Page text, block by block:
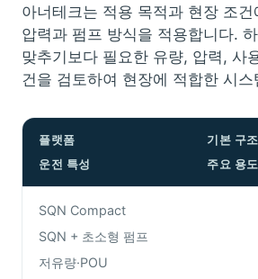
아너테크는 적용 목적과 현장 조
압력과 펌프 방식을 적용합니다.
맞추기보다 필요한 유량, 압력, 사
건을 검토하여 현장에 적합한 시
플랫폼
기본 구조
운전 특성
주요 용도
SQN Compact
SQN + 초소형 펌프
저유량·POU